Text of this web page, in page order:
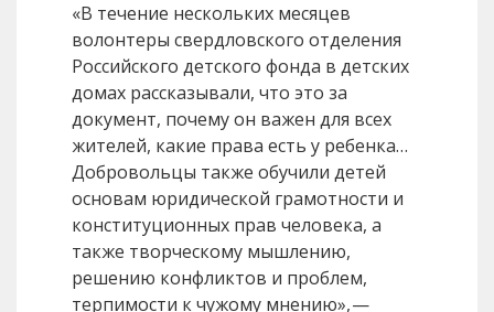
«В течение нескольких месяцев
волонтеры свердловского отделения
Российского детского фонда в детских
домах рассказывали, что это за
документ, почему он важен для всех
жителей, какие права есть у ребенка…
Добровольцы также обучили детей
основам юридической грамотности и
конституционных прав человека, а
также творческому мышлению,
решению конфликтов и проблем,
терпимости к чужому мнению», —